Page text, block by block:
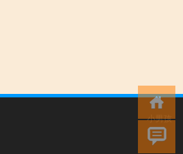
小男孩